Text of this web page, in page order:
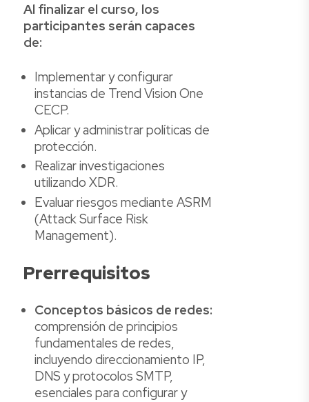
Al finalizar el curso, los
participantes serán capaces
de:
Implementar y configurar
instancias de Trend Vision One
CECP.
Aplicar y administrar políticas de
protección.
Realizar investigaciones
utilizando XDR.
Evaluar riesgos mediante ASRM
(Attack Surface Risk
Management).
Prerrequisitos
Conceptos básicos de redes:
comprensión de principios
fundamentales de redes,
incluyendo direccionamiento IP,
DNS y protocolos SMTP,
esenciales para configurar y